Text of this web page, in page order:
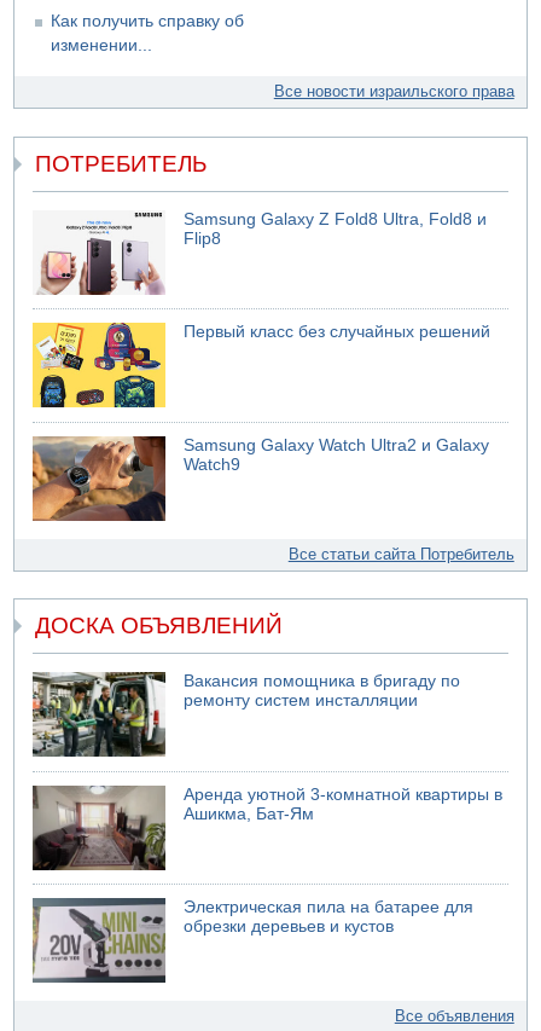
Как получить справку об
изменении...
Все новости израильского права
ПОТРЕБИТЕЛЬ
Samsung Galaxy Z Fold8 Ultra, Fold8 и
Flip8
Первый класс без случайных решений
Samsung Galaxy Watch Ultra2 и Galaxy
Watch9
Все статьи сайта Потребитель
ДОСКА ОБЪЯВЛЕНИЙ
Вакансия помощника в бригаду по
ремонту систем инсталляции
Аренда уютной 3-комнатной квартиры в
Ашикма, Бат-Ям
Электрическая пила на батарее для
обрезки деревьев и кустов
Все объявления